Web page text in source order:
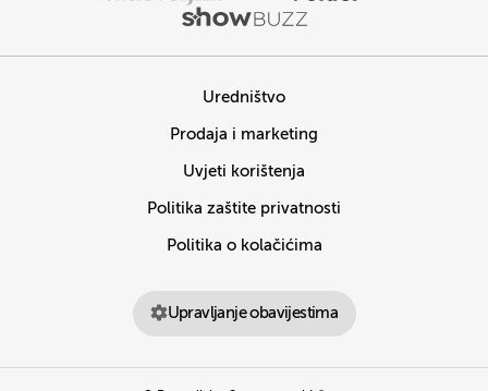
Uredništvo
Prodaja i marketing
Uvjeti korištenja
Politika zaštite privatnosti
Politika o kolačićima
Upravljanje obavijestima